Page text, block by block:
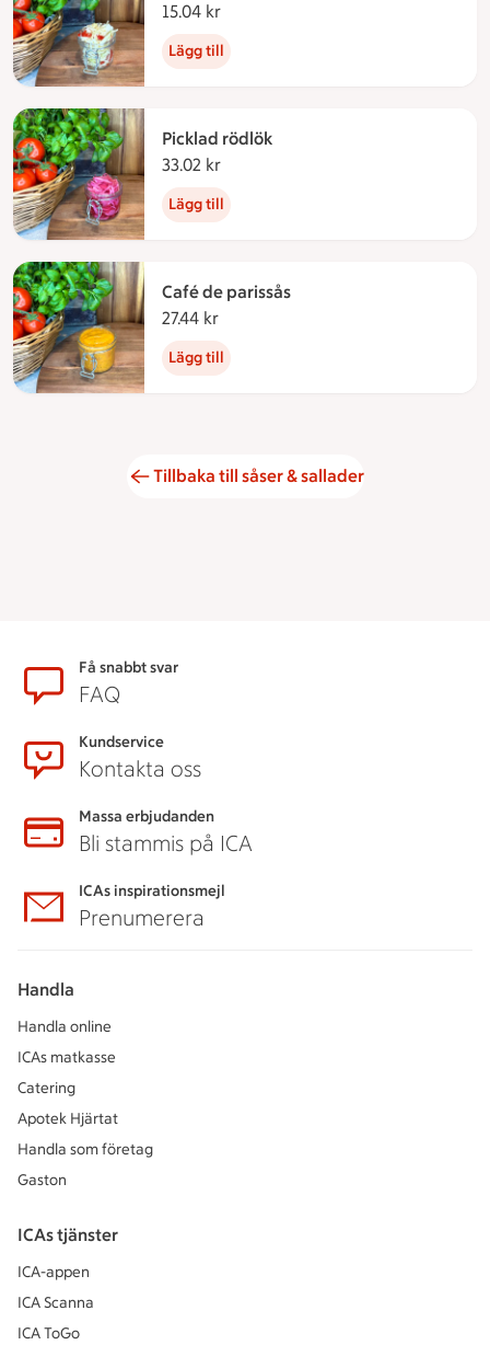
15.04 kr
Lägg till
Picklad rödlök
33.02 kr
Lägg till
Café de parissås
27.44 kr
Lägg till
Tillbaka till såser & sallader
SidfotFå snabbt svar
FAQ
Kundservice
Kontakta oss
Massa erbjudanden
Bli stammis på ICA
ICAs inspirationsmejl
Prenumerera
Handla
Handla online
ICAs matkasse
Catering
Apotek Hjärtat
Handla som företag
Gaston
ICAs tjänster
ICA-appen
ICA Scanna
ICA ToGo